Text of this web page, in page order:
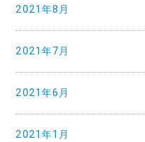
2021年8月
2021年7月
2021年6月
2021年1月